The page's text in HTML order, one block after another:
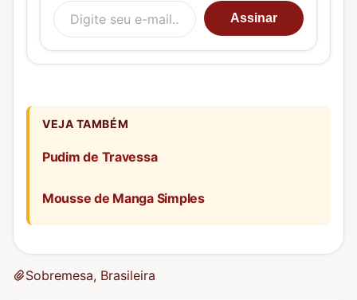
Assinar
VEJA TAMBÉM
Pudim de Travessa
Mousse de Manga Simples
Sobremesa, Brasileira